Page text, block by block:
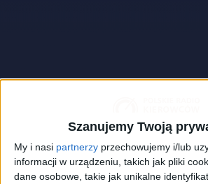
Szanujemy Twoją
My i nasi partnerzy przechowujemy i/lub
informacji w urządzeniu, takich jak pliki
dane osobowe, takie jak unikalne